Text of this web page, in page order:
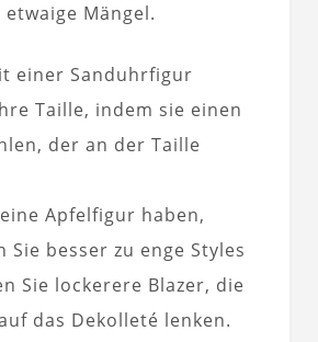
Mängel.
einer Sanduhrfigur
Taille, indem sie einen
der an der Taille
Apfelfigur haben,
Sie besser zu enge Styles
Sie lockerere Blazer, die
das Dekolleté lenken.